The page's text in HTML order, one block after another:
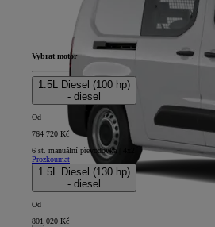
Vybrat motor
1.5L Diesel (100 hp)
- diesel
Od
764 720 Kč
6 st. manuální převodovka | 4x2
Prozkoumat
1.5L Diesel (130 hp)
- diesel
Od
801 020 Kč